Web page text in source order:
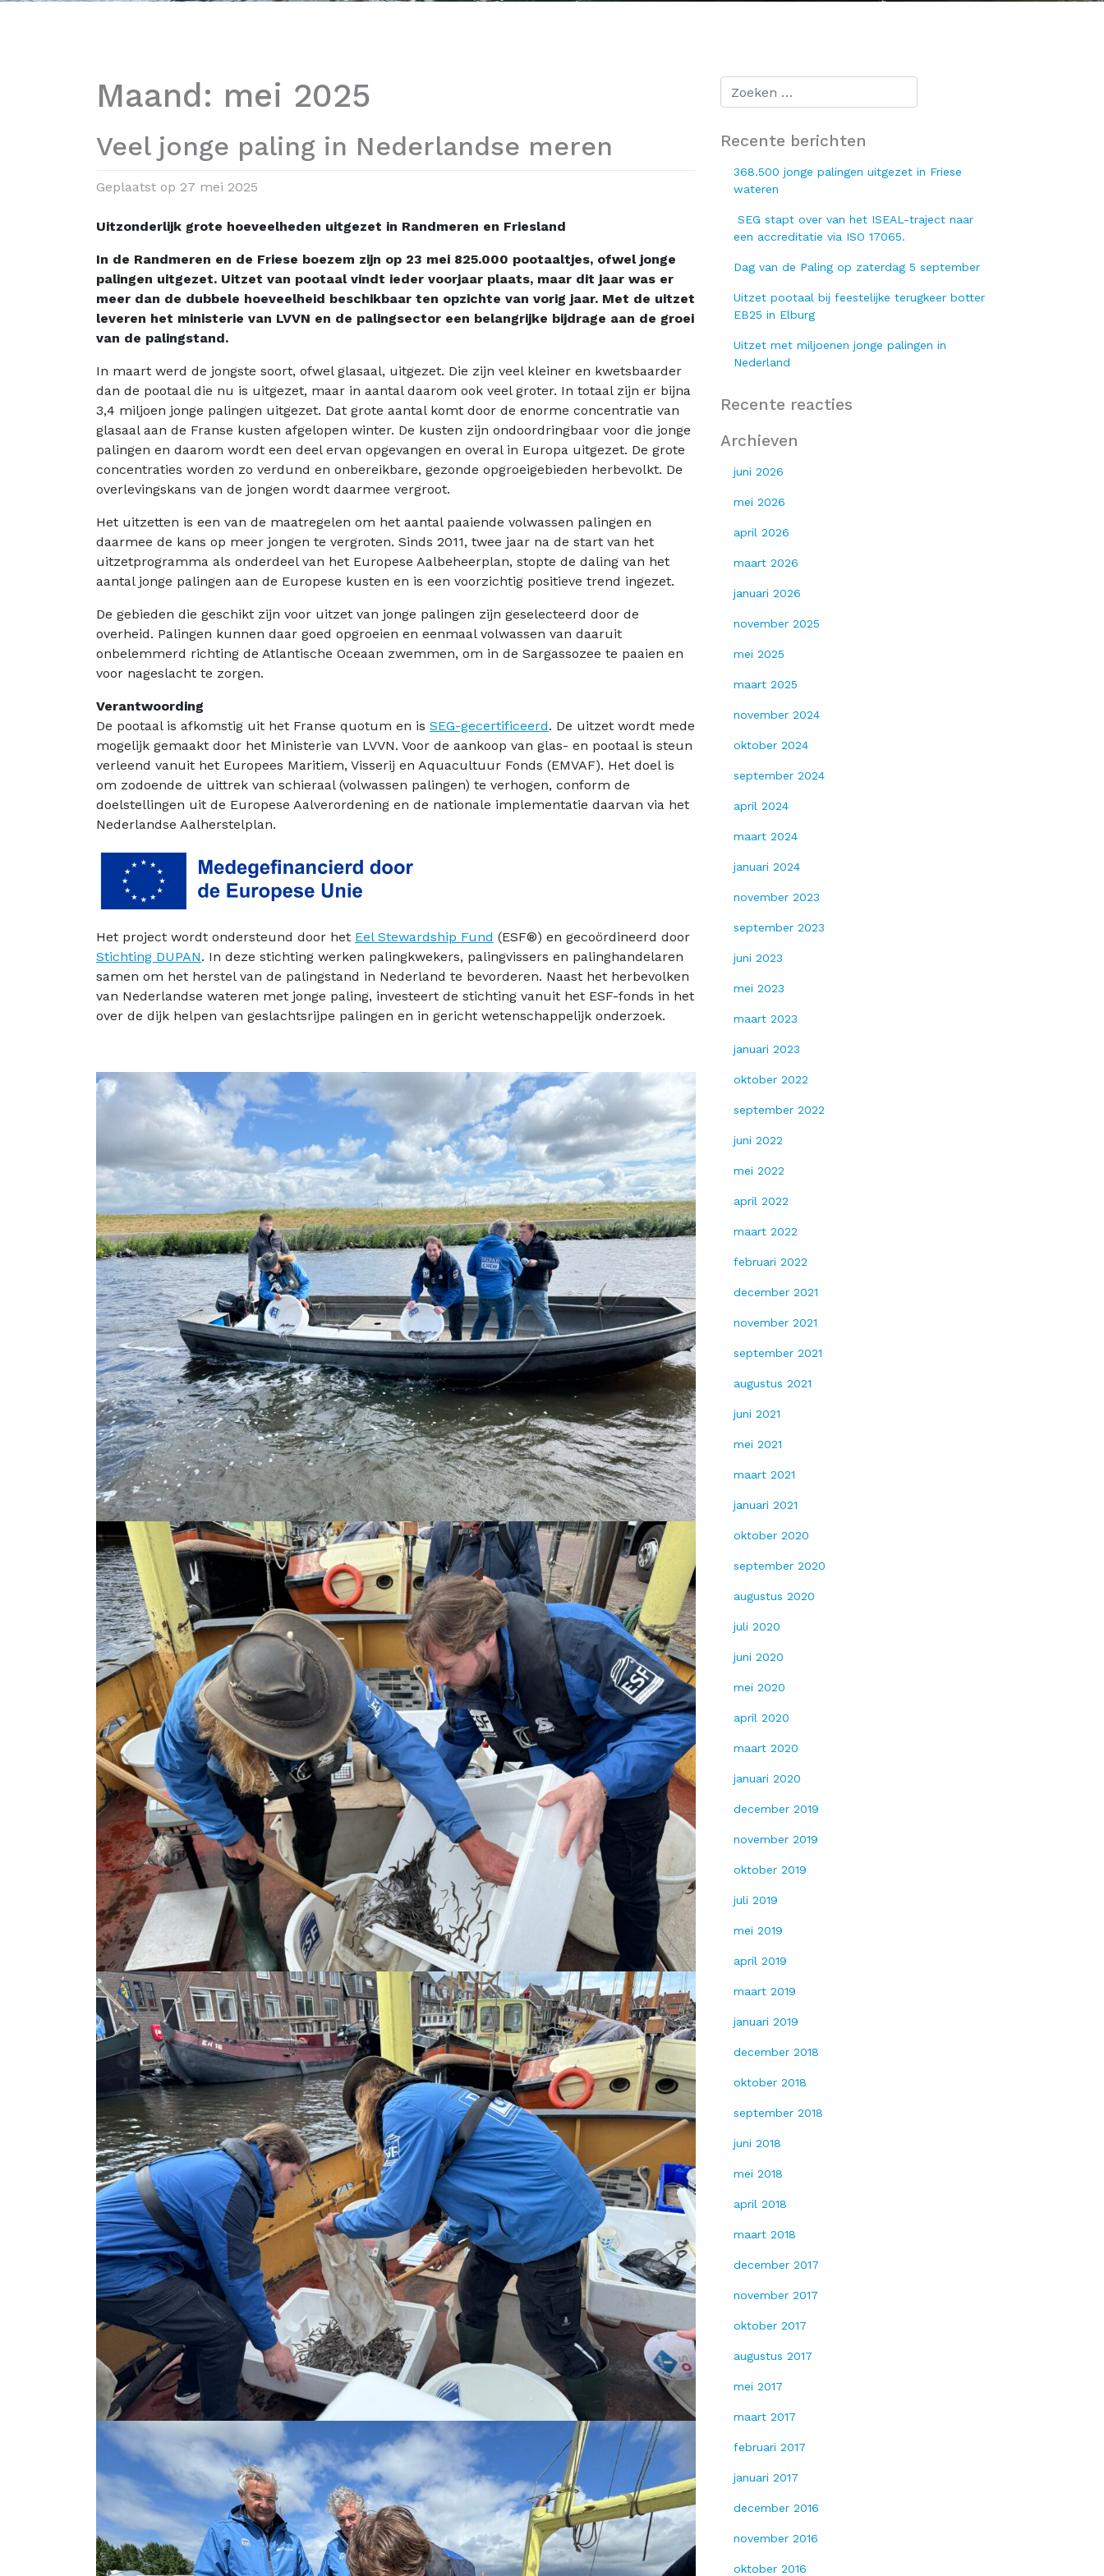
Maand: mei 2025
Veel jonge paling in Nederlandse meren
Geplaatst op 27 mei 2025
Uitzonderlijk grote hoeveelheden uitgezet in Randmeren en Friesland
In de Randmeren en de Friese boezem zijn op 23 mei 825.000 pootaaltjes, ofwel jonge
palingen uitgezet. Uitzet van pootaal vindt ieder voorjaar plaats, maar dit jaar was er
meer dan de dubbele hoeveelheid beschikbaar ten opzichte van vorig jaar. Met de uitzet
leveren het ministerie van LVVN en de palingsector een belangrijke bijdrage aan de groei
van de palingstand.
In maart werd de jongste soort, ofwel glasaal, uitgezet. Die zijn veel kleiner en kwetsbaarder
dan de pootaal die nu is uitgezet, maar in aantal daarom ook veel groter. In totaal zijn er bijna
3,4 miljoen jonge palingen uitgezet. Dat grote aantal komt door de enorme concentratie van
glasaal aan de Franse kusten afgelopen winter. De kusten zijn ondoordringbaar voor die jonge
palingen en daarom wordt een deel ervan opgevangen en overal in Europa uitgezet. De grote
concentraties worden zo verdund en onbereikbare, gezonde opgroeigebieden herbevolkt. De
overlevingskans van de jongen wordt daarmee vergroot.
Het uitzetten is een van de maatregelen om het aantal paaiende volwassen palingen en
daarmee de kans op meer jongen te vergroten. Sinds 2011, twee jaar na de start van het
uitzetprogramma als onderdeel van het Europese Aalbeheerplan, stopte de daling van het
aantal jonge palingen aan de Europese kusten en is een voorzichtig positieve trend ingezet.
De gebieden die geschikt zijn voor uitzet van jonge palingen zijn geselecteerd door de
overheid. Palingen kunnen daar goed opgroeien en eenmaal volwassen van daaruit
onbelemmerd richting de Atlantische Oceaan zwemmen, om in de Sargassozee te paaien en
voor nageslacht te zorgen.
Verantwoording
De pootaal is afkomstig uit het Franse quotum en is SEG-gecertificeerd. De uitzet wordt mede
mogelijk gemaakt door het Ministerie van LVVN. Voor de aankoop van glas- en pootaal is steun
verleend vanuit het Europees Maritiem, Visserij en Aquacultuur Fonds (EMVAF). Het doel is
om zodoende de uittrek van schieraal (volwassen palingen) te verhogen, conform de
doelstellingen uit de Europese Aalverordening en de nationale implementatie daarvan via het
Nederlandse Aalherstelplan.
Het project wordt ondersteund door het Eel Stewardship Fund (ESF®) en gecoördineerd door
Stichting DUPAN. In deze stichting werken palingkwekers, palingvissers en palinghandelaren
samen om het herstel van de palingstand in Nederland te bevorderen. Naast het herbevolken
van Nederlandse wateren met jonge paling, investeert de stichting vanuit het ESF-fonds in het
over de dijk helpen van geslachtsrijpe palingen en in gericht wetenschappelijk onderzoek.
Recente berichten
368.500 jonge palingen uitgezet in Friese
wateren
SEG stapt over van het ISEAL-traject naar
een accreditatie via ISO 17065.
Dag van de Paling op zaterdag 5 september
Uitzet pootaal bij feestelijke terugkeer botter
EB25 in Elburg
Uitzet met miljoenen jonge palingen in
Nederland
Recente reacties
Archieven
juni 2026
mei 2026
april 2026
maart 2026
januari 2026
november 2025
mei 2025
maart 2025
november 2024
oktober 2024
september 2024
april 2024
maart 2024
januari 2024
november 2023
september 2023
juni 2023
mei 2023
maart 2023
januari 2023
oktober 2022
september 2022
juni 2022
mei 2022
april 2022
maart 2022
februari 2022
december 2021
november 2021
september 2021
augustus 2021
juni 2021
mei 2021
maart 2021
januari 2021
oktober 2020
september 2020
augustus 2020
juli 2020
juni 2020
mei 2020
april 2020
maart 2020
januari 2020
december 2019
november 2019
oktober 2019
juli 2019
mei 2019
april 2019
maart 2019
januari 2019
december 2018
oktober 2018
september 2018
juni 2018
mei 2018
april 2018
maart 2018
december 2017
november 2017
oktober 2017
augustus 2017
mei 2017
maart 2017
februari 2017
januari 2017
december 2016
november 2016
oktober 2016